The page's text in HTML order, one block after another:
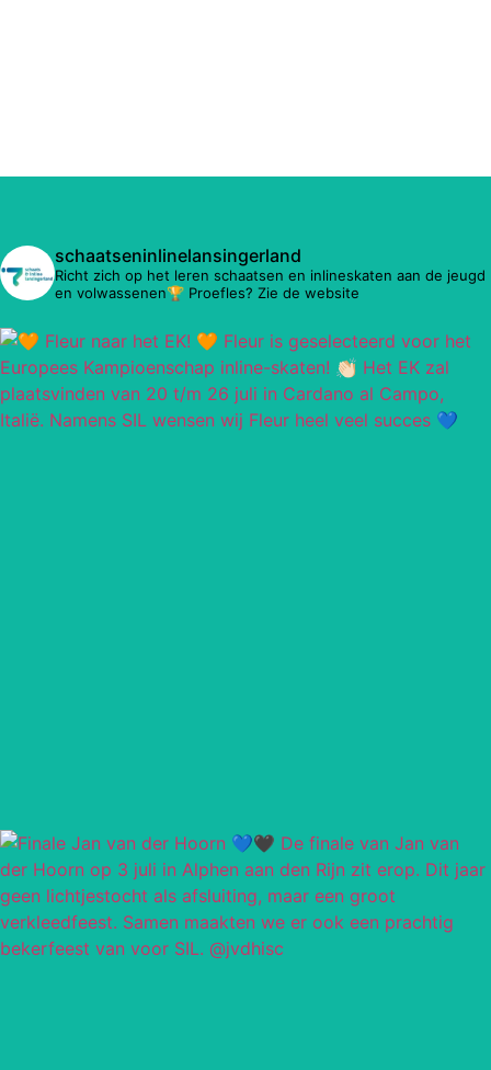
schaatseninlinelansingerland
Richt zich op het leren schaatsen en inlineskaten aan de jeugd
en volwassenen🏆 Proefles? Zie de website